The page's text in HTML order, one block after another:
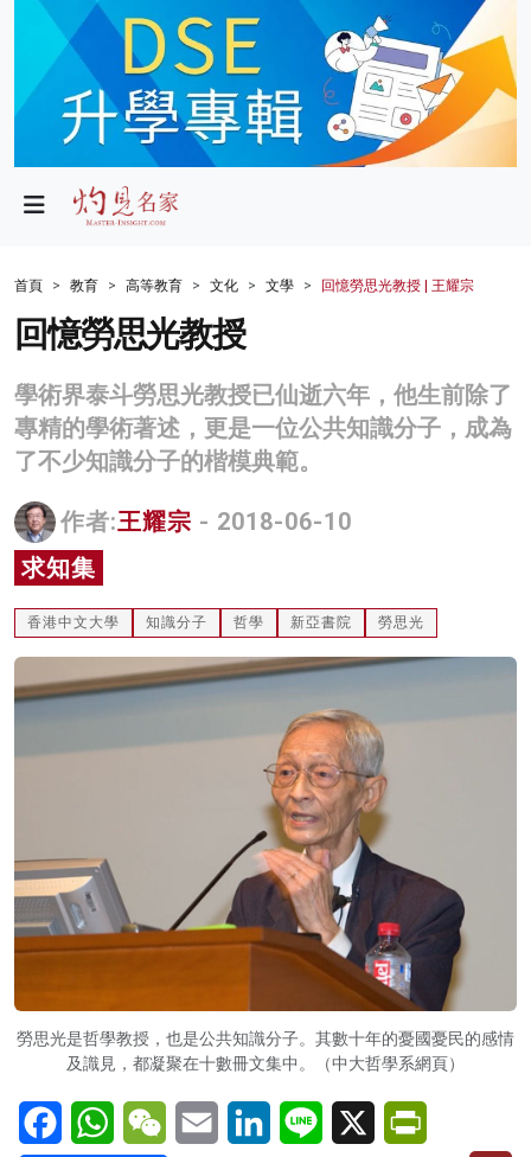
政局
財經
生活
商業
科技
影片
名家榜
灼見活動
關於我們
首頁 教育 高等教育 文化 文學 回憶勞思光教授 | 王耀宗
回憶勞思光教授
學術界泰斗勞思光教授已仙逝六年，他生前除了
專精的學術著述，更是一位公共知識分子，成為
了不少知識分子的楷模典範。
作者:王耀宗 - 2018-06-10
求知集
香港中文大學 知識分子 哲學 新亞書院 勞思光
勞思光是哲學教授，也是公共知識分子。其數十年的憂國憂民的感情
及識見，都凝聚在十數冊文集中。（中大哲學系網頁）
FacebookWhatsAppWeChatEmail LinkedInLine X